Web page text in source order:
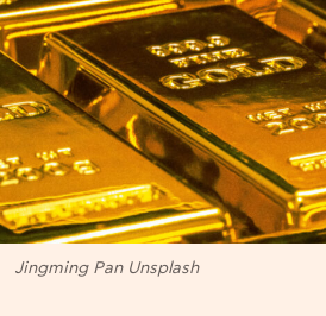
Jingming Pan Unsplash